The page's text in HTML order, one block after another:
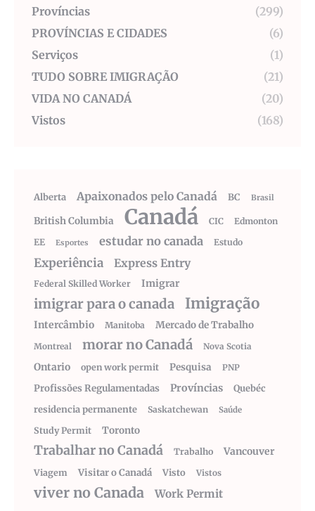
Províncias
(299)
PROVÍNCIAS E CIDADES
(6)
Serviços
(1)
TUDO SOBRE IMIGRAÇÃO
(21)
VIDA NO CANADÁ
(20)
Vistos
(168)
Alberta Apaixonados pelo Canadá BC Brasil
British Columbia Canadá CIC
Edmonton
EE
Esportes estudar no canada Estudo
Experiência Express Entry
Federal Skilled Worker Imigrar
imigrar para o canada Imigração
Intercâmbio Manitoba Mercado de Trabalho
Montreal morar no Canadá Nova Scotia
Ontario open work permit Pesquisa PNP
Profissões Regulamentadas Províncias
Quebéc
residencia permanente
Saskatchewan Saúde
Study Permit Toronto
Trabalhar no Canadá Trabalho Vancouver
Viagem Visitar o Canadá Visto Vistos
viver no Canada Work Permit